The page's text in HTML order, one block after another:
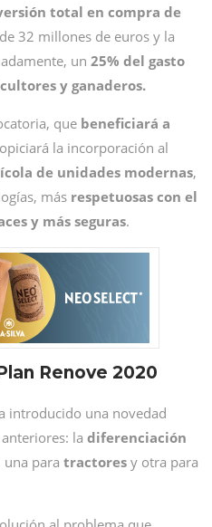
total en compra de
32 millones de euros y la
un 25% del gasto
y ganaderos.
que beneficiará a
la incorporación al
de unidades modernas,
más respetuosas con el
y más seguras.
Renove 2020
introducido una novedad
la diferenciación
una para tractores y otra para